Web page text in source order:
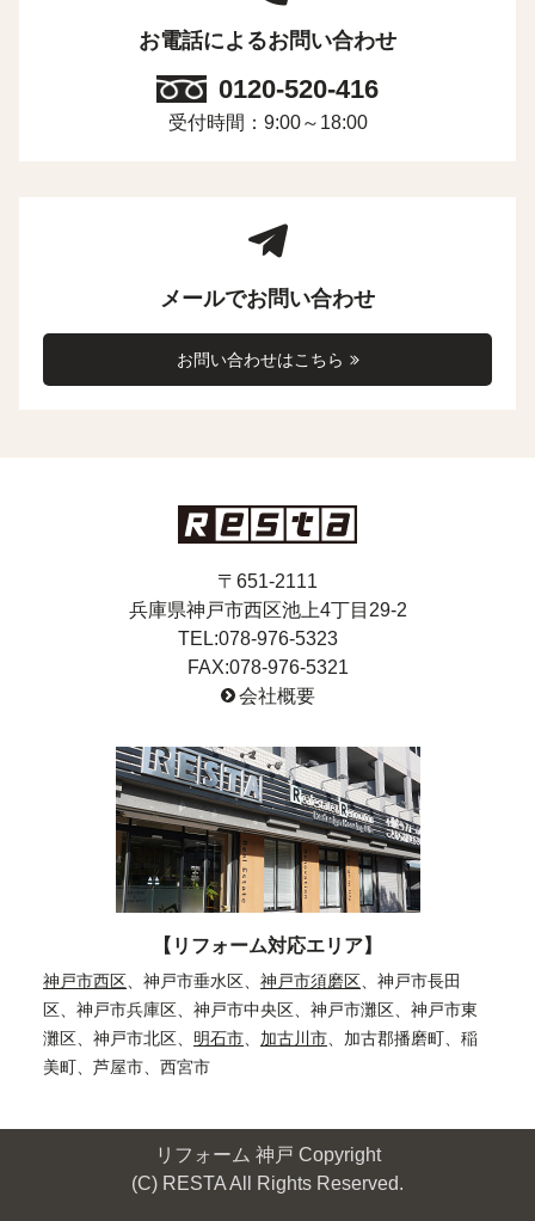
お電話によるお問い合わせ
0120-520-416
受付時間：9:00～18:00
メールでお問い合わせ
お問い合わせはこちら
〒651-2111
兵庫県神戸市西区池上4丁目29-2
TEL:078-976-5323
FAX:078-976-5321
会社概要
【リフォーム対応エリア】
神戸市西区 、神戸市垂水区、 神戸市須磨区 、神戸市長田
区、神戸市兵庫区、神戸市中央区、神戸市灘区、神戸市東
灘区、神戸市北区、 明石市 加古川市 、加古郡播磨町、稲
美町、芦屋市、西宮市
リフォーム 神戸 Copyright
(C) RESTA All Rights Reserved.